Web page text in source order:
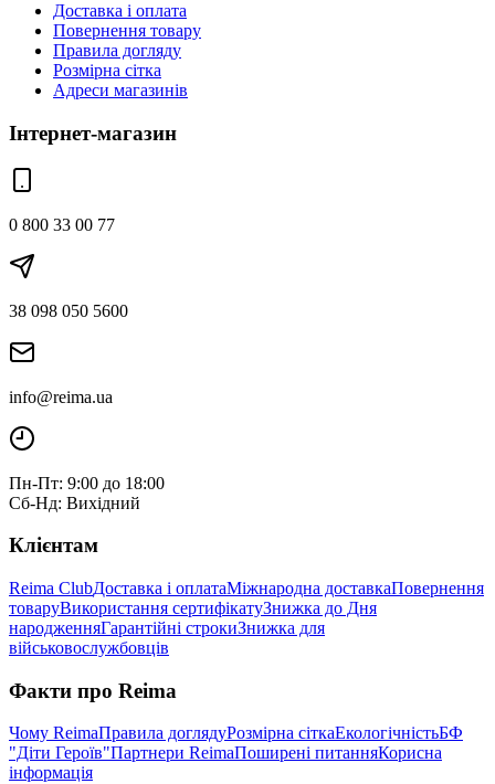
Доставка і оплата
Повернення товару
Правила догляду
Розмірна сітка
Адреси магазинів
Інтернет-магазин
0 800 33 00 77
38 098 050 5600
info@reima.ua
Пн-Пт: 9:00 до 18:00
Сб-Нд: Вихідний
Клієнтам
Reima ClubДоставка і оплатаМіжнародна доставкаПовернення
товаруВикористання сертифікатуЗнижка до Дня
народженняГарантійні строкиЗнижка для
військовослужбовців
Факти про Reima
Чому ReimaПравила доглядуРозмірна сіткаЕкологічністьБФ
"Діти Героїв"Партнери ReimaПоширені питанняКорисна
інформація